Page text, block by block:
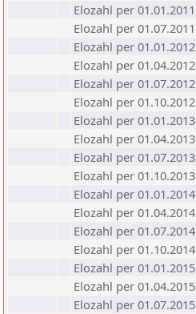
Elozahl per 01.01.2011
Elozahl per 01.07.2011
Elozahl per 01.01.2012
Elozahl per 01.04.2012
Elozahl per 01.07.2012
Elozahl per 01.10.2012
Elozahl per 01.01.2013
Elozahl per 01.04.2013
Elozahl per 01.07.2013
Elozahl per 01.10.2013
Elozahl per 01.01.2014
Elozahl per 01.04.2014
Elozahl per 01.07.2014
Elozahl per 01.10.2014
Elozahl per 01.01.2015
Elozahl per 01.04.2015
Elozahl per 01.07.2015